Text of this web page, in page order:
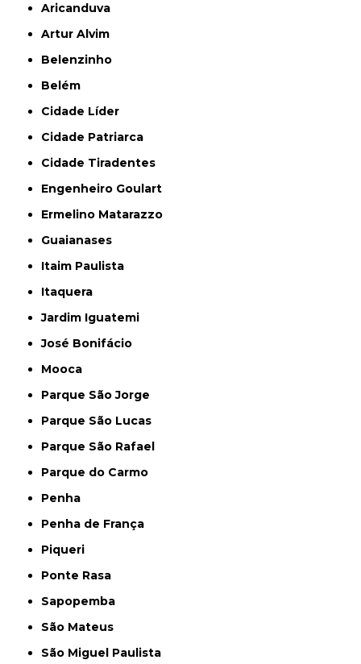
Aricanduva
Artur Alvim
Belenzinho
Belém
Cidade Líder
Cidade Patriarca
Cidade Tiradentes
Engenheiro Goulart
Ermelino Matarazzo
Guaianases
Itaim Paulista
Itaquera
Jardim Iguatemi
José Bonifácio
Mooca
Parque São Jorge
Parque São Lucas
Parque São Rafael
Parque do Carmo
Penha
Penha de França
Piqueri
Ponte Rasa
Sapopemba
São Mateus
São Miguel Paulista